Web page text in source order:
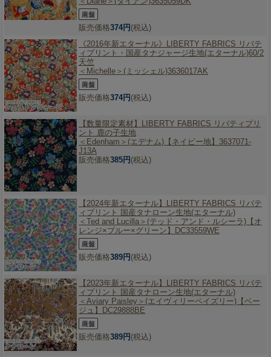
販売価格374円(税込)
《2016年新エターナル》 LIBERTY FABRICS リバテ
ィプリント・国産タナジャージ生地(エターナル)60/2
天竺
＜Michelle＞(ミッシェル)3636017AK
販売価格374円(税込)
【数量限定素材】 LIBERTY FABRICS リバティプリ
ント 鹿の子生地
＜Edenham＞(エデナム)【ネイビー地】3637071-
J13A
販売価格385円(税込)
【2024年新エターナル】 LIBERTY FABRICS リバテ
ィプリント 国産タナローン生地(エターナル)
＜Ted and Lucilla＞(テッド・アンド・ルシーラ)【オ
レンジ×ブルー×グリーン】DC33559WE
販売価格389円(税込)
【2023年新エターナル】 LIBERTY FABRICS リバテ
ィプリント 国産タナローン生地(エターナル)
＜Aviary Paisley＞(エイヴィリーペイズリー)【ベー
ジュ】DC29888BE
販売価格389円(税込)